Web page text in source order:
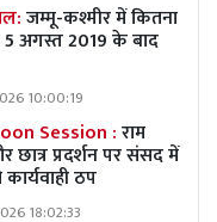
जम्मू-कश्मीर में कितना
5 अगस्त 2019 के बाद
10:00:19
Session :राम
छात्र प्रदर्शन पर संसद में
ठप
18:02:33